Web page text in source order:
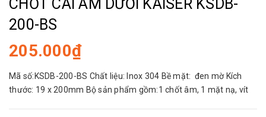
CHỐT CÀI ÂM DƯỚI KAISER KSDB-
200-BS
205.000₫
Mã số:KSDB-200-BS Chất liệu: Inox 304 Bề mặt: đen mờ Kích
thước: 19 x 200mm Bộ sản phẩm gồm:1 chốt âm, 1 mặt nạ, vít